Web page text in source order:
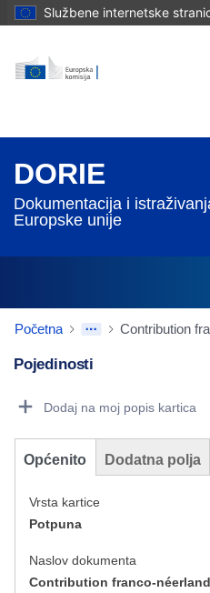
Službene internetske
DORIE
Dokumentacija i
Europske unije
Početna
Pojedinosti
Dodaj na moj popis kartica
Općenito Dodatna polja
Vrsta kartice
Potpuna
Naslov dokumenta
Contribution franco-